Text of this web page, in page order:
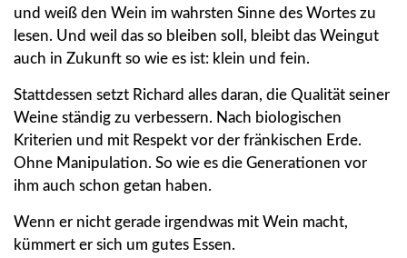
und weiß den Wein im wahrsten Sinne des Wortes zu
lesen. Und weil das so bleiben soll, bleibt das Weingut
auch in Zukunft so wie es ist: klein und fein.
Stattdessen setzt Richard alles daran, die Qualität seiner
Weine ständig zu verbessern. Nach biologischen
Kriterien und mit Respekt vor der fränkischen Erde.
Ohne Manipulation. So wie es die Generationen vor
ihm auch schon getan haben.
Wenn er nicht gerade irgendwas mit Wein macht,
kümmert er sich um gutes Essen.